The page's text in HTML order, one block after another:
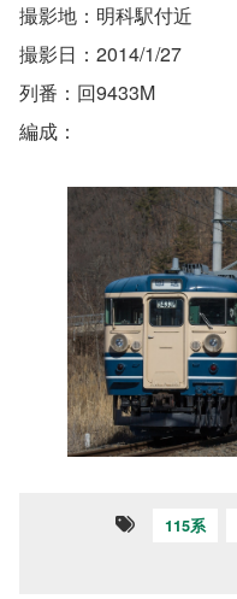
撮影地：明科駅付近
撮影日：2014/1/27
列番：回9433M
編成：
115系